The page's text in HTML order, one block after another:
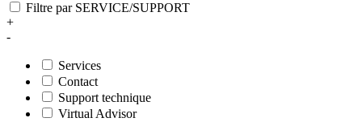
Filtre par SERVICE/SUPPORT
+
-
Services
Contact
Support technique
Virtual Advisor